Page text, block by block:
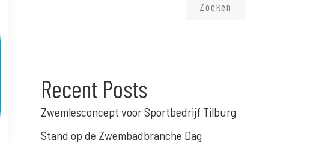
Zoeken
Recent Posts
Zwemlesconcept voor Sportbedrijf Tilburg
Stand op de Zwembadbranche Dag